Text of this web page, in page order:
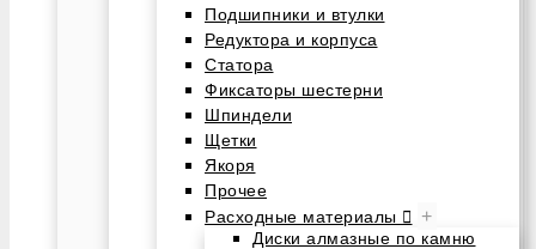
Подшипники и втулки
Редуктора и корпуса
Статора
Фиксаторы шестерни
Шпиндели
Щетки
Якоря
Прочее
Расходные материалы
+
Диски алмазные по камню